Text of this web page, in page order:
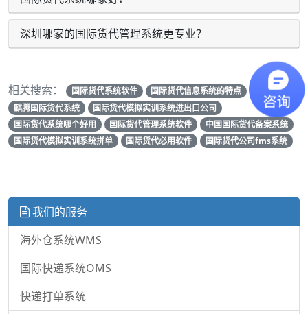
深圳哪家的国际货代管理系统更专业？
相关搜索： 国际货代系统软件
国际货代信息系统的特点
麒腾国际货代系统
国际货代模拟实训系统进出口公司
国际货代系统哪个好用
国际货代管理系统软件
中国国际货代备案系统
国际货代模拟实训系统拼单
国际货代必用软件 国际货代公司fms系统
我们的服务
海外仓系统WMS
国际快递系统OMS
快递打单系统